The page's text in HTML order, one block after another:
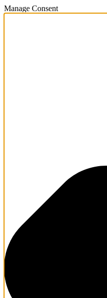
Manage Consent